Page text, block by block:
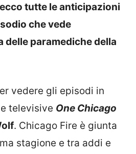
tutte le anticipazioni
che vede
delle paramediche della
vedere gli episodi in
televisive One Chicago
. Chicago Fire è giunta
stagione e tra addi e